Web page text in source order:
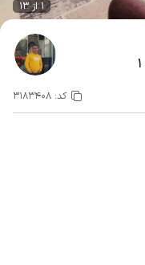
1 از 13
کد: 3183408